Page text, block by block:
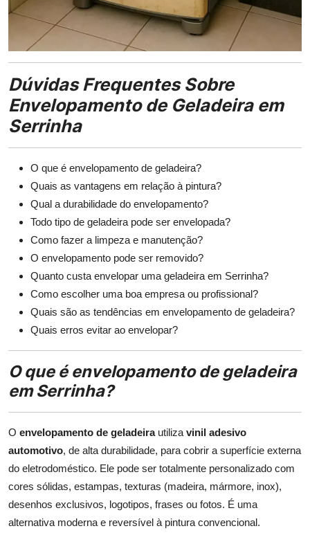
Dúvidas Frequentes Sobre
Envelopamento de Geladeira em
Serrinha
O que é envelopamento de geladeira?
Quais as vantagens em relação à pintura?
Qual a durabilidade do envelopamento?
Todo tipo de geladeira pode ser envelopada?
Como fazer a limpeza e manutenção?
O envelopamento pode ser removido?
Quanto custa envelopar uma geladeira em Serrinha?
Como escolher uma boa empresa ou profissional?
Quais são as tendências em envelopamento de geladeira?
Quais erros evitar ao envelopar?
O que é envelopamento de geladeira
em Serrinha?
O envelopamento de geladeirautiliza vinil adesivo
automotivo, de alta durabilidade, para cobrir a superfície externa
do eletrodoméstico. Ele pode ser totalmente personalizado com
cores sólidas, estampas, texturas (madeira, mármore, inox),
desenhos exclusivos, logotipos, frases ou fotos. É uma
alternativa moderna e reversível à pintura convencional.